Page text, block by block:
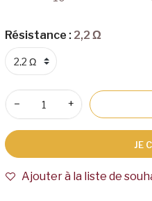
Résistance : 2,2 Ω
− +
JE
Ajouter à la liste de